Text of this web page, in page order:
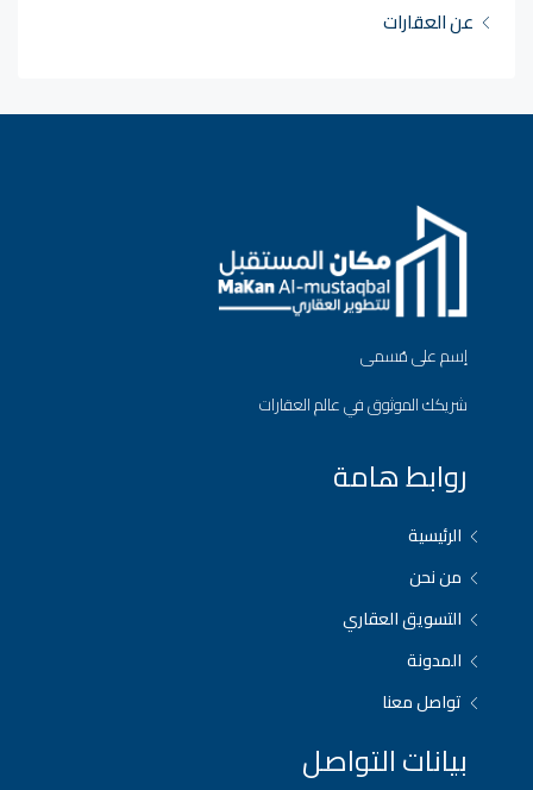
عن العقارات
إسم على مُسمى
شريكك الموثوق في عالم العقارات
روابط هامة
الرئيسية
من نحن
التسويق العقاري
المدونة
تواصل معنا
بيانات التواصل